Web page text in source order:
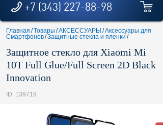
+7 (343) 227-88-98
Главная /Товары /АКСЕССУАРЫ /Аксессуары для
Смартфонов/Защитные стекла и пленки /
Защитное стекло для Xiaomi Mi
10T Full Glue/Full Screen 2D Black
Innovation
ID: 139719